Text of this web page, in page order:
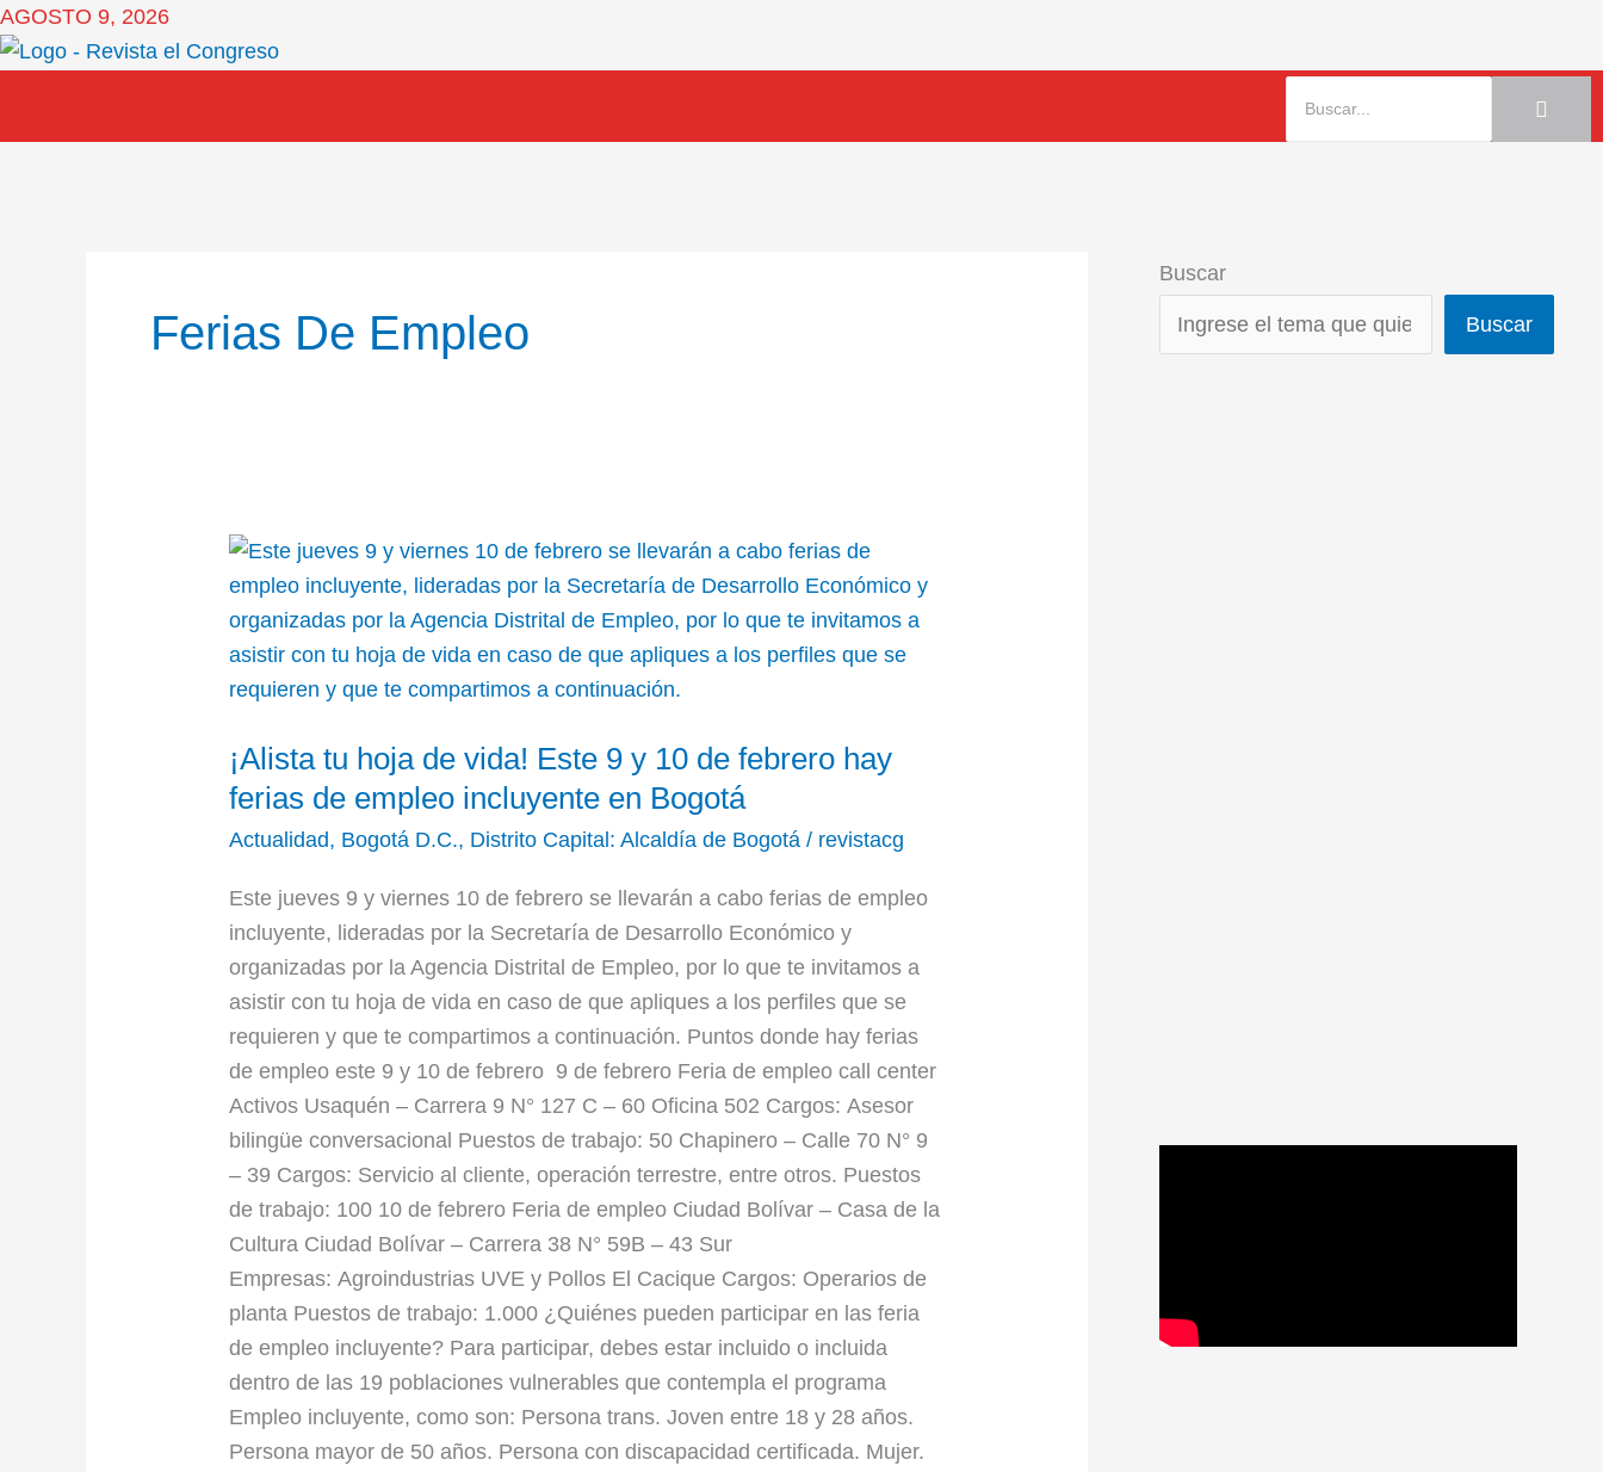
Ir
al
AGOSTO 9, 2026
Ferias De Empleo
¡Alista tu hoja de vida! Este 9 y 10 de febrero hay
ferias de empleo incluyente en Bogotá
Actualidad, Bogotá D.C., Distrito Capital: Alcaldía de Bogotá / revistacg
Este jueves 9 y viernes 10 de febrero se llevarán a cabo ferias de empleo
incluyente, lideradas por la Secretaría de Desarrollo Económico y
organizadas por la Agencia Distrital de Empleo, por lo que te invitamos a
asistir con tu hoja de vida en caso de que apliques a los perfiles que se
requieren y que te compartimos a continuación. Puntos donde hay ferias
de empleo este 9 y 10 de febrero 9 de febrero Feria de empleo call center
Activos Usaquén – Carrera 9 N° 127 C – 60 Oficina 502 Cargos: Asesor
bilingüe conversacional Puestos de trabajo: 50 Chapinero – Calle 70 N° 9
– 39 Cargos: Servicio al cliente, operación terrestre, entre otros. Puestos
de trabajo: 100 10 de febrero Feria de empleo Ciudad Bolívar – Casa de la
Cultura Ciudad Bolívar – Carrera 38 N° 59B – 43 Sur
Empresas: Agroindustrias UVE y Pollos El Cacique Cargos: Operarios de
planta Puestos de trabajo: 1.000 ¿Quiénes pueden participar en las feria
de empleo incluyente? Para participar, debes estar incluido o incluida
dentro de las 19 poblaciones vulnerables que contempla el programa
Empleo incluyente, como son: Persona trans. Joven entre 18 y 28 años.
Persona mayor de 50 años. Persona con discapacidad certificada. Mujer.
¡Alista
tu
hoja
de
vida!
9
y
10
febrero
hay
ferias
de
empleo
incluyente
en
Bogotá
Buscar
Buscar